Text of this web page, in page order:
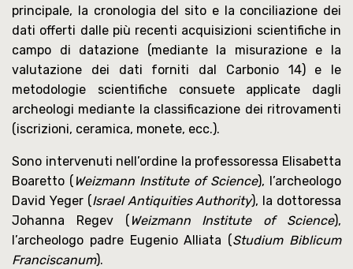
principale, la cronologia del sito e la conciliazione dei
dati offerti dalle più recenti acquisizioni scientifiche in
campo di datazione (mediante la misurazione e la
valutazione dei dati forniti dal Carbonio 14) e le
metodologie scientifiche consuete applicate dagli
archeologi mediante la classificazione dei ritrovamenti
(iscrizioni, ceramica, monete, ecc.).
Sono intervenuti nell’ordine la professoressa Elisabetta
Boaretto ( Weizmann Institute of Science), l’archeologo
David Yeger (Israel Antiquities Authority), la dottoressa
Johanna Regev ( Weizmann Institute of Science),
l’archeologo padre Eugenio Alliata (Studium Biblicum
Franciscanum).